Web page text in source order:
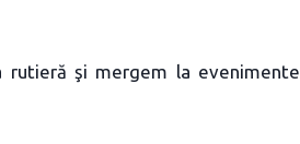
rutieră şi mergem la evenimente